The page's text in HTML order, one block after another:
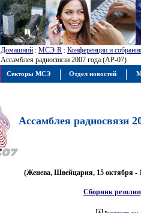
Домашний : МСЭ-R : Конференции и
Ассамблея радиосвязи 2007 года (АР-07)
Ассамблея радиосвязи
(Женева, Швейцария, 15 октября -
Сборник
Секторы МСЭ Отдел новостей